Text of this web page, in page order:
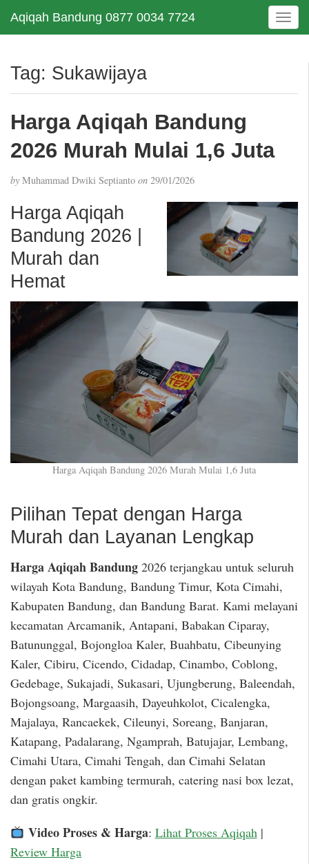
Aqiqah Bandung 0877 0034 7724
T
o
e
t
Tag: Sukawijaya
Harga Aqiqah Bandung
2026 Murah Mulai 1,6 Juta
by Muhammad Dwiki Septianto on 29/01/2026
Harga Aqiqah
Bandung 2026 |
Murah dan
Hemat
Harga Aqiqah Bandung 2026 Murah Mulai 1,6 Juta
Pilihan Tepat dengan Harga
Murah dan Layanan Lengkap
Harga Aqiqah Bandung 2026 terjangkau untuk seluruh
wilayah Kota Bandung, Bandung Timur, Kota Cimahi,
Kabupaten Bandung, dan Bandung Barat. Kami melayani
kecamatan Arcamanik, Antapani, Babakan Ciparay,
Batununggal, Bojongloa Kaler, Buahbatu, Cibeunying
Kaler, Cibiru, Cicendo, Cidadap, Cinambo, Coblong,
Gedebage, Sukajadi, Sukasari, Ujungberung, Baleendah,
Bojongsoang, Margaasih, Dayeuhkolot, Cicalengka,
Majalaya, Rancaekek, Cileunyi, Soreang, Banjaran,
Katapang, Padalarang, Ngamprah, Batujajar, Lembang,
Cimahi Utara, Cimahi Tengah, dan Cimahi Selatan
dengan paket kambing termurah, catering nasi box lezat,
dan gratis ongkir.
Video Proses & Harga: Lihat Proses Aqiqah|
Review Harga